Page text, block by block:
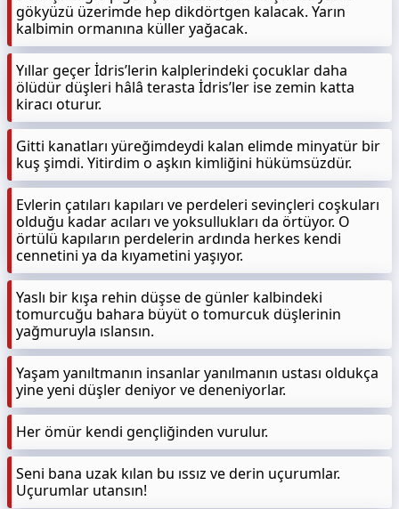
gökyüzü üzerimde hep dikdörtgen kalacak. Yarın
kalbimin ormanına küller yağacak.
Yıllar geçer İdris’lerin kalplerindeki çocuklar daha
ölüdür düşleri hâlâ terasta İdris’ler ise zemin katta
kiracı oturur.
Gitti kanatları yüreğimdeydi kalan elimde minyatür bir
kuş şimdi. Yitirdim o aşkın kimliğini hükümsüzdür.
Evlerin çatıları kapıları ve perdeleri sevinçleri coşkuları
olduğu kadar acıları ve yoksullukları da örtüyor. O
örtülü kapıların perdelerin ardında herkes kendi
cennetini ya da kıyametini yaşıyor.
Yaslı bir kışa rehin düşse de günler kalbindeki
tomurcuğu bahara büyüt o tomurcuk düşlerinin
yağmuruyla ıslansın.
Yaşam yanıltmanın insanlar yanılmanın ustası oldukça
yine yeni düşler deniyor ve deneniyorlar.
Her ömür kendi gençliğinden vurulur.
Seni bana uzak kılan bu ıssız ve derin uçurumlar.
Uçurumlar utansın!